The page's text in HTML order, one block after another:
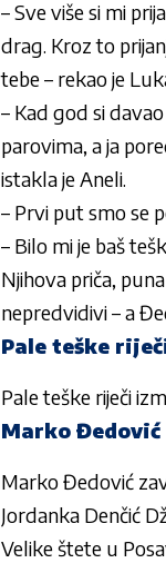
– Sve više si mi
drag. Kroz to
tebe – rekao je
– Kad god si
parovima, a ja
istakla je Aneli.
– Prvi put smo se
– Bilo mi je baš
Njihova priča,
nepredvidivi – a
Pale teške
Pale teške riječi
Marko Đedović
Marko Đedović
Jordan­ka Denčić
Velike štete u